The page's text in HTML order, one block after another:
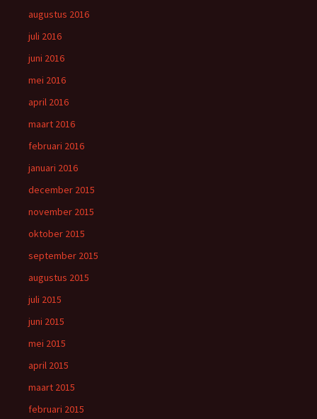
augustus 2016
juli 2016
juni 2016
mei 2016
april 2016
maart 2016
februari 2016
januari 2016
december 2015
november 2015
oktober 2015
september 2015
augustus 2015
juli 2015
juni 2015
mei 2015
april 2015
maart 2015
februari 2015